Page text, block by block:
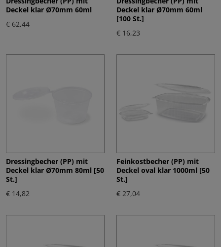
Deckel klar Ø70mm 60ml
€ 62,44
Deckel klar Ø70mm 60ml
[100 St.]
€ 16,23
Dressingbecher (PP) mit
Deckel klar Ø70mm 80ml [50
St.]
€ 14,82
Feinkostbecher (PP) mit
Deckel oval klar 1000ml [50
St.]
€ 27,04